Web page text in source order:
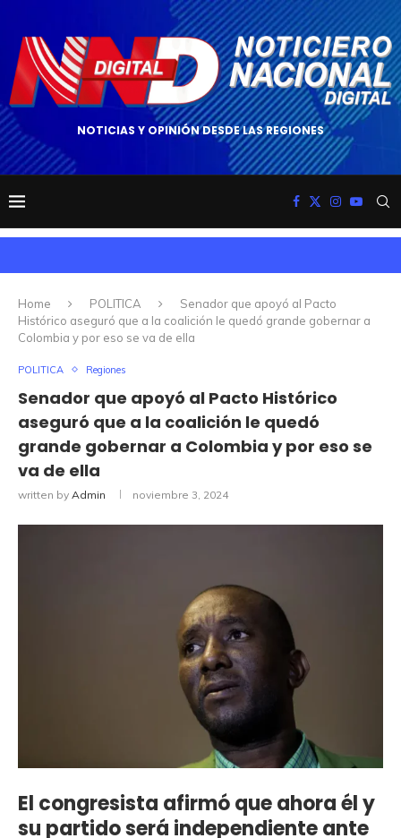
NOTICIAS Y OPINIÓN DESDE LAS REGIONES
Home POLITICA
Senador que apoyó al Pacto
Histórico aseguró que a la coalición le quedó grande gobernar a
Colombia y por eso se va de ella
POLITICA Regiones
Senador que apoyó al Pacto Histórico
aseguró que a la coalición le quedó
grande gobernar a Colombia y por eso se
va de ella
written by Admin noviembre 3, 2024
El congresista afirmó que ahora él y
su partido será independiente ante